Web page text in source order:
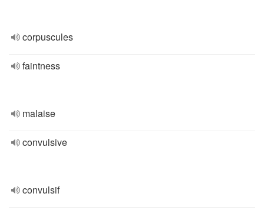
corpuscules
faintness
malaise
convulsive
convulsif